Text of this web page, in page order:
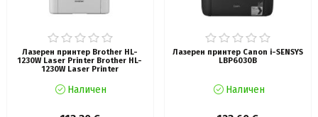
Лазерен принтер Brother HL-
1230W Laser Printer Brother HL-
1230W Laser Printer
Наличен
Лазерен принтер Canon i-SENSYS
LBP6030B
Наличен